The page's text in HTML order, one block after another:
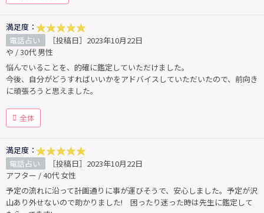
満足度：
電話占い
［投稿日］2023年10月22日
や / 30代 男性
悩んでいることを、的確に鑑定していただけました。
今後、自分がどうすればいいかをアドバイスしていただいたので、前向き
に頑張ろうと思えました。
全体
満足度：
電話占い
［投稿日］2023年10月22日
アフター / 40代 女性
予定の流れに沿って計画通りに事が運びそうで、安心しました。予定が沢
山あり外せないので助かりました! 困ったり迷った時は先生に鑑定して